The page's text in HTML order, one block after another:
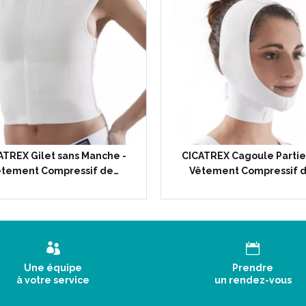
Syndrôme d' Helhers-Danlos :
Amélioration de la
Lutte contre la douleur.
Compression de 6 à 13.5 mm
Le traitement des cicatrices
A partir d' une brûlure du
risque majeur de cicatrice
Le port de vêtements
de l' irrigation sanguine (la
de la prolifération des
cicatrices publiées en 2014,
Guidelines - Non-invasive and
Aesthetic Surgery.
Gilet sans Manche -
Compressif de…
CICATREX Cagoule
Vêtement Compressif
Une équipe
à votre service
Prendre
un rendez-vous